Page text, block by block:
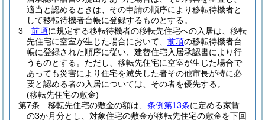
適当と認めるときは、その申請の順序により移転待機者と
して移転待機者台帳に登録するものとする。
3
前項に規定する移転待機者の移転先住宅への入居は、移転
先住宅に空室が生じた場合において、 前項の移転待機者台
帳に登録された順序に従い、建替住宅入居承認書により行
うものとする。 ただし、移転先住宅に空室が生じた場合で
あっても災害により住宅を滅失した者その他市長が特に必
要と認める者の入居については、その者を優先する。
(移転先住宅の敷金)
第7条
移転先住宅の敷金の額は、 条例第13条に定める家賃
の3か月分とし、対象住宅の敷金が移転先住宅の敷金を下回